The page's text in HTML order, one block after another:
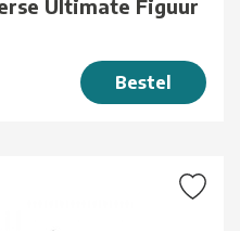
Ultimate Figuur
Bestel